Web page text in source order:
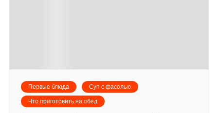
Первые блюда Суп с фасолью
Что приготовить на обед